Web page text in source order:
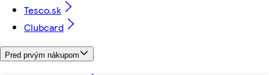
Tesco.sk
Clubcard
Pred prvým nákupom